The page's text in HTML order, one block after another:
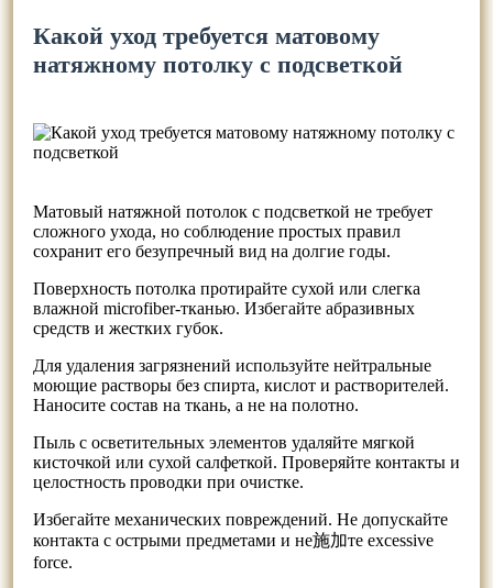
Какой уход требуется матовому
натяжному потолку с подсветкой
Матовый натяжной потолок с подсветкой не требует
сложного ухода, но соблюдение простых правил
сохранит его безупречный вид на долгие годы.
Поверхность потолка протирайте сухой или слегка
влажной microfiber-тканью. Избегайте абразивных
средств и жестких губок.
Для удаления загрязнений используйте нейтральные
моющие растворы без спирта, кислот и растворителей.
Наносите состав на ткань, а не на полотно.
Пыль с осветительных элементов удаляйте мягкой
кисточкой или сухой салфеткой. Проверяйте контакты и
целостность проводки при очистке.
Избегайте механических повреждений. Не допускайте
контакта с острыми предметами и не施加те excessive
force.